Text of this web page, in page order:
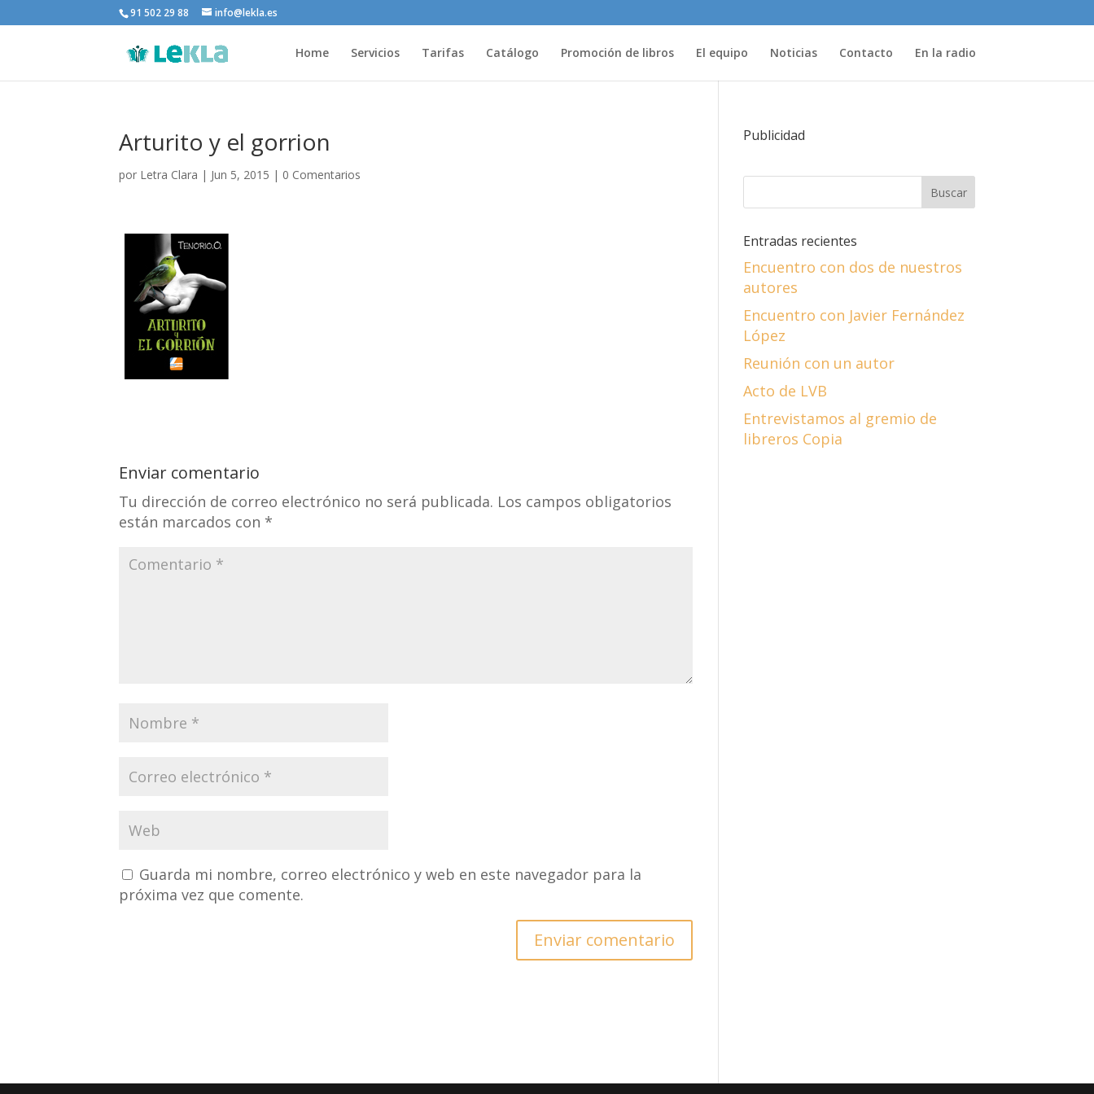
91 502 29 88 info@lekla.es
Home Servicios Tarifas Catálogo Promoción de libros El equipo Noticias Contacto En la radio
Arturito y el gorrion
por Letra Clara | Jun 5, 2015 | 0 Comentarios
Enviar comentario
Tu dirección de correo electrónico no será publicada. Los campos obligatorios
están marcados con *
Guarda mi nombre, correo electrónico y web en este navegador para la
próxima vez que comente.
Publicidad
Entradas recientes
Encuentro con dos de nuestros
autores
Encuentro con Javier Fernández
López
Reunión con un autor
Acto de LVB
Entrevistamos al gremio de
libreros Copia